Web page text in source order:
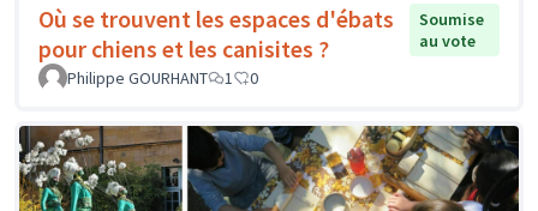
Où se trouvent les espaces d'ébats
pour chiens et les canisites ?
Soumise
au vote
Philippe GOURHANT
1 0